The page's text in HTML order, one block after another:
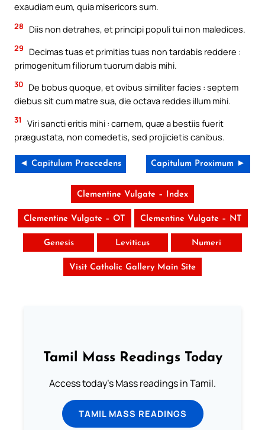
exaudiam eum, quia misericors sum.
28 Diis non detrahes, et principi populi tui non maledices.
29
Decimas tuas et primitias tuas non tardabis reddere :
primogenitum filiorum tuorum dabis mihi.
30 De bobus quoque, et ovibus similiter facies : septem
diebus sit cum matre sua, die octava reddes illum mihi.
31
Viri sancti eritis mihi : carnem, quæ a bestiis fuerit
prægustata, non comedetis, sed projicietis canibus.
◄ Capitulum Praecedens Capitulum Proximum ►
Clementine Vulgate – Index
Clementine Vulgate – OT Clementine Vulgate – NT
Genesis Leviticus Numeri
Visit Catholic Gallery Main Site
Tamil Mass Readings Today
Access today's Mass readings in Tamil.
TAMIL MASS READINGS